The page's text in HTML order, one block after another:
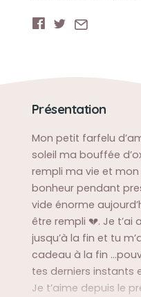
Présentation
Mon petit farfelu
soleil ma bouffée
rempli ma vie et
bonheur pendant
vide énorme
être rempli 💔. Je
jusqu’à la fin et tu
cadeau à la fin
tes derniers instants
Je t’aime depuis le